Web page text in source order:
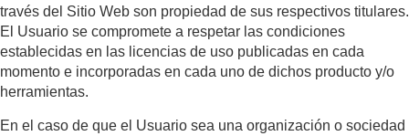
través del Sitio Web son propiedad de sus respectivos titulares.
El Usuario se compromete a respetar las condiciones
establecidas en las licencias de uso publicadas en cada
momento e incorporadas en cada uno de dichos producto y/o
herramientas.
En el caso de que el Usuario sea una organización o sociedad